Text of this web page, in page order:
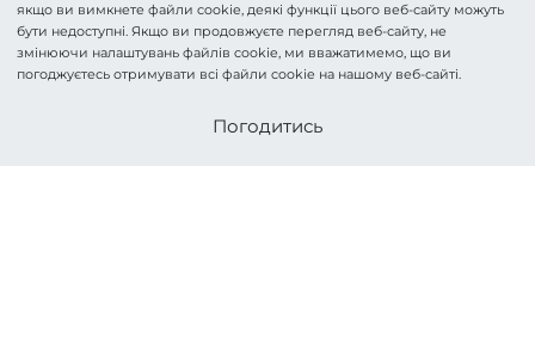
Фрези
Пінцети
Лопатки
Стати партнером
якщо ви вимкнете файли cookie, деякі функції цього веб-сайту можуть
бути недоступні. Якщо ви продовжуєте перегляд веб-сайту, не
змінюючи налаштувань файлів cookie, ми вважатимемо, що ви
погоджуєтесь отримувати всі файли cookie на нашому веб-сайті.
Погодитись